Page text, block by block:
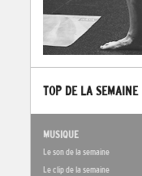
TOP DE LA SEMAINE
MUSIQUE
Le son de la semaine
Le clip de la semaine